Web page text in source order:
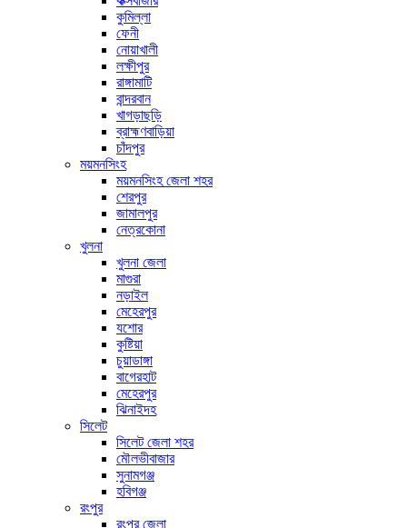
কুমিল্লা
ফেনী
নোয়াখালী
লক্ষীপুর
রাঙ্গামাটি
বান্দরবান
খাগড়াছড়ি
ব্রাহ্মণবাড়িয়া
চাঁদপুর
ময়মনসিংহ
ময়মনসিংহ জেলা শহর
শেরপুর
জামালপুর
নেত্রকোনা
খুলনা
খুলনা জেলা
মাগুরা
নড়াইল
মেহেরপুর
যশোর
কুষ্টিয়া
চুয়াডাঙ্গা
বাগেরহাট
মেহেরপুর
ঝিনাইদহ
সিলেট
সিলেট জেলা শহর
মৌলভীবাজার
সুনামগঞ্জ
হবিগঞ্জ
রংপুর
রংপুর জেলা